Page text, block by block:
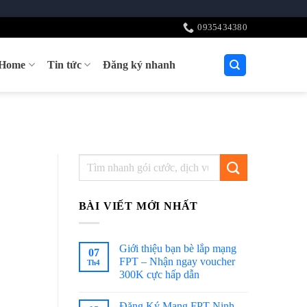
0935434380
Tin tức Đăng ký nhanh
BÀI VIẾT MỚI NHẤT
07
Th4
Giới thiệu bạn bè lắp mạng
FPT – Nhận ngay voucher
300K cực hấp dẫn